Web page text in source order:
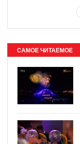
САМОЕ ЧИТАЕМОЕ